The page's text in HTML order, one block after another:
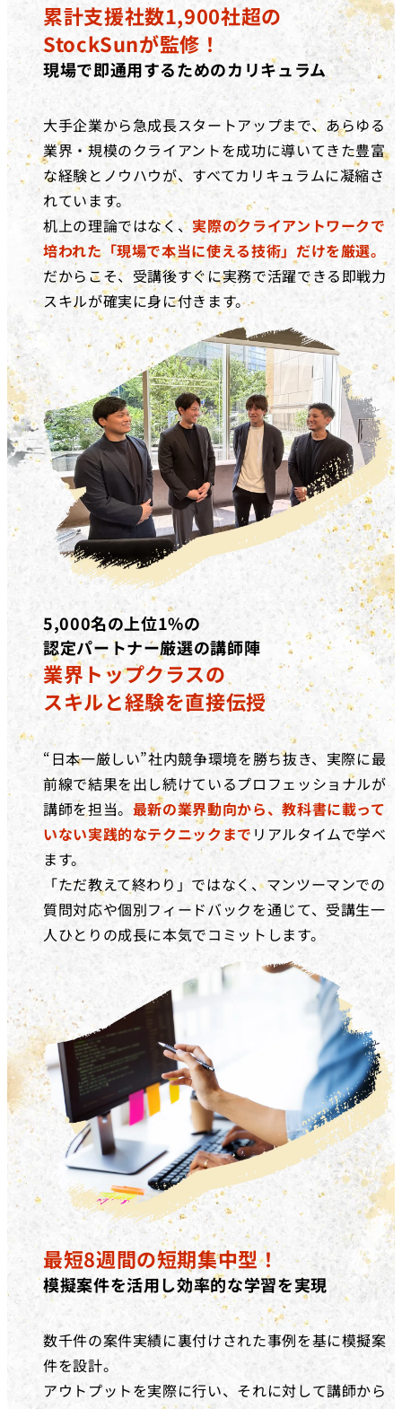
累計支援社数1,900社超の
StockSunが監修！
現場で即通用するためのカリキュラム
大手企業から急成長スタートアップまで、あらゆる
業界・規模のクライアントを成功に導いてきた豊富
な経験とノウハウが、すべてカリキュラムに凝縮さ
れています。
机上の理論ではなく、実際のクライアントワークで
培われた「現場で本当に使える技術」だけを厳選。
だからこそ、受講後すぐに実務で活躍できる即戦力
スキルが確実に身に付きます。
5,000名の上位1%の
認定パートナー厳選の講師陣
業界トップクラスの
スキルと経験を直接伝授
“日本一厳しい”社内競争環境を勝ち抜き、実際に最
前線で結果を出し続けているプロフェッショナルが
講師を担当。 最新の業界動向から、教科書に載って
いない実践的なテクニックまで リアルタイムで学べ
ます。
「ただ教えて終わり」ではなく、マンツーマンでの
質問対応や個別フィードバックを通じて、受講生一
人ひとりの成長に本気でコミットします。
最短8週間の短期集中型！
模擬案件を活用し効率的な学習を実現
数千件の案件実績に裏付けされた事例を基に模擬案
件を設計。
アウトプットを実際に行い、それに対して講師から